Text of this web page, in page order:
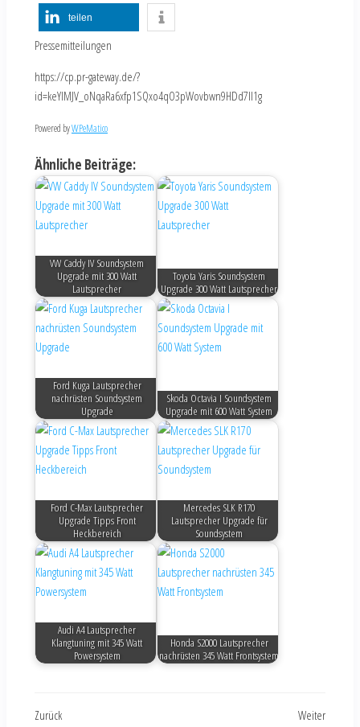
teilen
Pressemitteilungen
https://cp.pr-gateway.de/?
id=keYlMJV_oNqaRa6xfp1SQxo4qO3pWovbwn9HDd7Il1g
Powered byWPeMatico
Ähnliche Beiträge:
VW Caddy IV Soundsystem
Upgrade mit 300 Watt
Lautsprecher
Toyota Yaris Soundsystem
Upgrade 300 Watt Lautsprecher
Ford Kuga Lautsprecher
nachrüsten Soundsystem
Upgrade
Skoda Octavia I Soundsystem
Upgrade mit 600 Watt System
Ford C-Max Lautsprecher
Upgrade Tipps Front
Heckbereich
Mercedes SLK R170
Lautsprecher Upgrade für
Soundsystem
Audi A4 Lautsprecher
Klangtuning mit 345 Watt
Powersystem
Honda S2000 Lautsprecher
nachrüsten 345 Watt Frontsystem
Zurück
Weiter